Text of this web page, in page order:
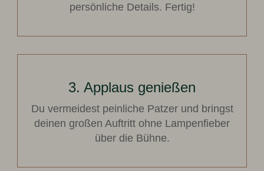
persönliche Details. Fertig!
3. Applaus genießen
Du vermeidest peinliche Patzer und bringst
deinen großen Auftritt ohne Lampenfieber
über die Bühne.